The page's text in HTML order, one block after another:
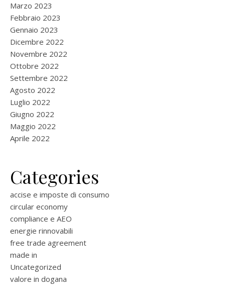
Marzo 2023
Febbraio 2023
Gennaio 2023
Dicembre 2022
Novembre 2022
Ottobre 2022
Settembre 2022
Agosto 2022
Luglio 2022
Giugno 2022
Maggio 2022
Aprile 2022
Categories
accise e imposte di consumo
circular economy
compliance e AEO
energie rinnovabili
free trade agreement
made in
Uncategorized
valore in dogana